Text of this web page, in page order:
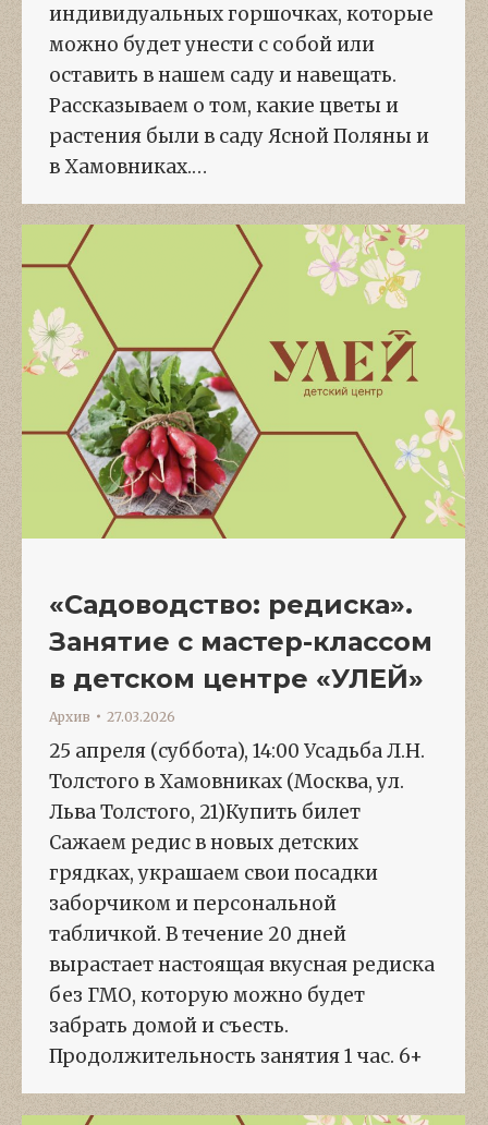
индивидуальных горшочках, которые
можно будет унести с собой или
оставить в нашем саду и навещать.
Рассказываем о том, какие цветы и
растения были в саду Ясной Поляны и
в Хамовниках.…
«Садоводство: редиска».
Занятие с мастер-классом
в детском центре «УЛЕЙ»
Архив 27.03.2026
25 апреля (суббота), 14:00 Усадьба Л.Н.
Толстого в Хамовниках (Москва, ул.
Льва Толстого, 21)Купить билет
Сажаем редис в новых детских
грядках, украшаем свои посадки
заборчиком и персональной
табличкой. В течение 20 дней
вырастает настоящая вкусная редиска
без ГМО, которую можно будет
забрать домой и съесть.
Продолжительность занятия 1 час. 6+